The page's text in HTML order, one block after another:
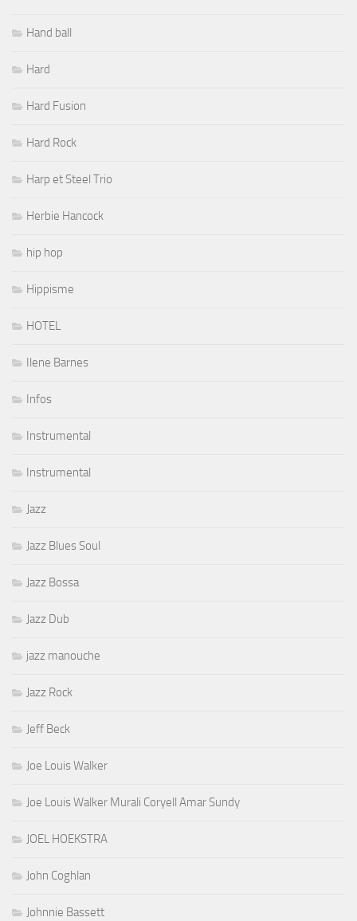
Hand ball
Hard
Hard Fusion
Hard Rock
Harp et Steel Trio
Herbie Hancock
hip hop
Hippisme
HOTEL
Ilene Barnes
Infos
Instrumental
Instrumental
Jazz
Jazz Blues Soul
Jazz Bossa
Jazz Dub
jazz manouche
Jazz Rock
Jeff Beck
Joe Louis Walker
Joe Louis Walker Murali Coryell Amar Sundy
JOEL HOEKSTRA
John Coghlan
Johnnie Bassett